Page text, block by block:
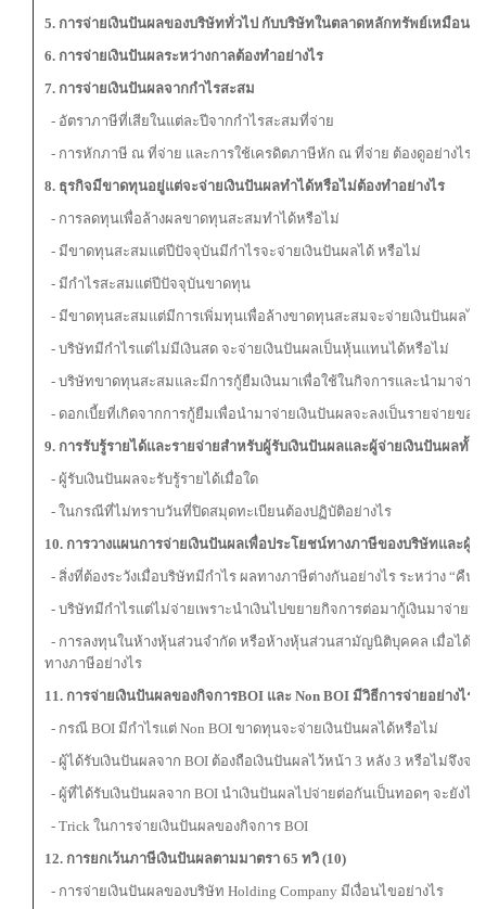
5. การจ่ายเงินปันผลของบริษัททั่วไป กับบริษัทในตลาดหลักทรัพย์เหมือนห
6. การจ่ายเงินปันผลระหว่างกาลต้องทำอย่างไร
7. การจ่ายเงินปันผลจากกำไรสะสม
- อัตราภาษีที่เสียในแต่ละปีจากกำไรสะสมที่จ่าย
- การหักภาษี ณ ที่จ่าย และการใช้เครดิตภาษีหัก ณ ที่จ่าย ต้องดูอย่างไร
8. ธุรกิจมีขาดทุนอยู่แต่จะจ่ายเงินปันผลทำได้หรือไม่ต้องทำอย่างไร
- การลดทุนเพื่อล้างผลขาดทุนสะสมทำได้หรือไม่
- มีขาดทุนสะสมแต่ปีปัจจุบันมีกำไรจะจ่ายเงินปันผลได้ หรือไม่
- มีกำไรสะสมแต่ปีปัจจุบันขาดทุน
- มีขาดทุนสะสมแต่มีการเพิ่มทุนเพื่อล้างขาดทุนสะสมจะจ่ายเงินปันผลไ
- บริษัทมีกำไรแต่ไม่มีเงินสด จะจ่ายเงินปันผลเป็นหุ้นแทนได้หรือไม่
- บริษัทขาดทุนสะสมและมีการกู้ยืมเงินมาเพื่อใช้ในกิจการและนำมาจ่าย
- ดอกเบี้ยที่เกิดจากการกู้ยืมเพื่อนำมาจ่ายเงินปันผลจะลงเป็นรายจ่ายขอ
9. การรับรู้รายได้และรายจ่ายสำหรับผู้รับเงินปันผลและผู้จ่ายเงินปันผลทั้
- ผู้รับเงินปันผลจะรับรู้รายได้เมื่อใด
- ในกรณีที่ไม่ทราบวันที่ปิดสมุดทะเบียนต้องปฏิบัติอย่างไร
10. การวางแผนการจ่ายเงินปันผลเพื่อประโยชน์ทางภาษีของบริษัทและผู้
- สิ่งที่ต้องระวังเมื่อบริษัทมีกำไร ผลทางภาษีต่างกันอย่างไร ระหว่าง “คืน
- บริษัทมีกำไรแต่ไม่จ่ายเพราะนำเงินไปขยายกิจการต่อมากู้เงินมาจ่าย
- การลงทุนในห้างหุ้นส่วนจำกัด หรือห้างหุ้นส่วนสามัญนิติบุคคล เมื่อได้รั
ทางภาษีอย่างไร
11. การจ่ายเงินปันผลของกิจการBOI และ Non BOI มีวิธีการจ่ายอย่างไร
- กรณี BOI มีกำไรแต่ Non BOI ขาดทุนจะจ่ายเงินปันผลได้หรือไม่
- ผู้ได้รับเงินปันผลจาก BOI ต้องถือเงินปันผลไว้หน้า 3 หลัง 3 หรือไม่จึงจะ
- ผู้ที่ได้รับเงินปันผลจาก BOI นำเงินปันผลไปจ่ายต่อกันเป็นทอดๆ จะยังไ
- Trick ในการจ่ายเงินปันผลของกิจการ BOI
12. การยกเว้นภาษีเงินปันผลตามมาตรา 65 ทวิ (10)
- การจ่ายเงินปันผลของบริษัท Holding Company มีเงื่อนไขอย่างไร